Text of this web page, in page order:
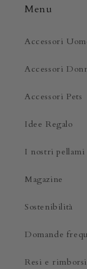
Menu
Accessori
Accessori
Accessori Pets
Idee Regalo
I nostri pellami
Magazine
Sostenibilità
Domande
Resi e rimborsi